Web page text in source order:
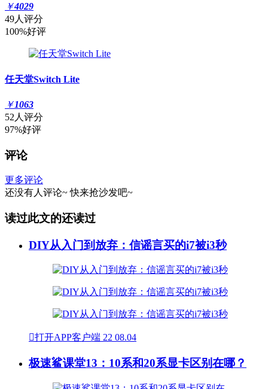
￥4029
49人评分
100%好评
任天堂Switch Lite
￥1063
52人评分
97%好评
评论
更多评论
还没有人评论~ 快来抢沙发吧~
读过此文的还读过
DIY从入门到放弃：信谣言买的i7被i3秒
打开APP客户端 22 08.04
极速鲨课堂13：10系和20系显卡区别在哪？